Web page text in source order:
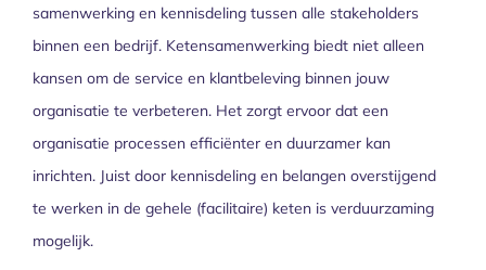
samenwerking en kennisdeling tussen alle stakeholders
binnen een bedrijf. Ketensamenwerking biedt niet alleen
kansen om de service en klantbeleving binnen jouw
organisatie te verbeteren. Het zorgt ervoor dat een
organisatie processen efficiënter en duurzamer kan
inrichten. Juist door kennisdeling en belangen overstijgend
te werken in de gehele (facilitaire) keten is verduurzaming
mogelijk.